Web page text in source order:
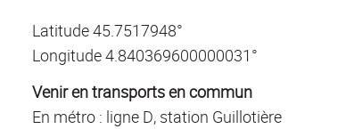
Latitude45.7517948°
Longitude4.840369600000031°
En métro : ligne D, station Guillotière